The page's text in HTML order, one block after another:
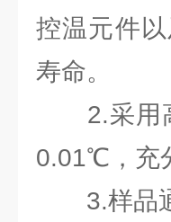
控温元件
寿命。
2.采用高
0.01℃，充
3.样品通